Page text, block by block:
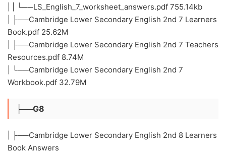
| | └──LS_English_7_worksheet_answers.pdf 755.14kb
| ├──Cambridge Lower Secondary English 2nd 7 Learners
Book.pdf 25.62M
| ├──Cambridge Lower Secondary English 2nd 7 Teachers
Resources.pdf 8.74M
| └──Cambridge Lower Secondary English 2nd 7
Workbook.pdf 32.79M
├──G8
| ├──Cambridge Lower Secondary English 2nd 8 Learners
Book Answers